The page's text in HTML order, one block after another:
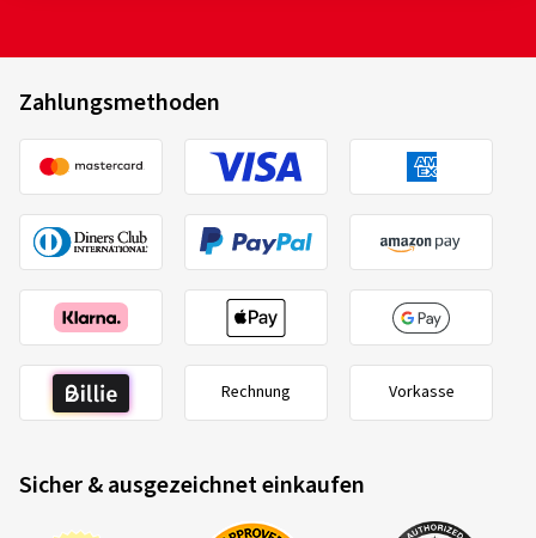
Zahlungsmethoden
Rechnung Vorkasse
Sicher & ausgezeichnet einkaufen